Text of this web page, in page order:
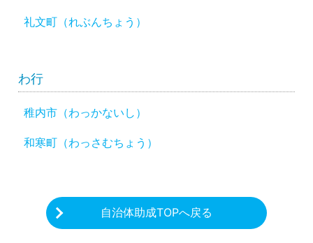
礼文町（れぶんちょう）
わ行
稚内市（わっかないし）
和寒町（わっさむちょう）
自治体助成TOPへ戻る